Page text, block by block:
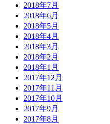
2018年7月
2018年6月
2018年5月
2018年4月
2018年3月
2018年2月
2018年1月
2017年12月
2017年11月
2017年10月
2017年9月
2017年8月